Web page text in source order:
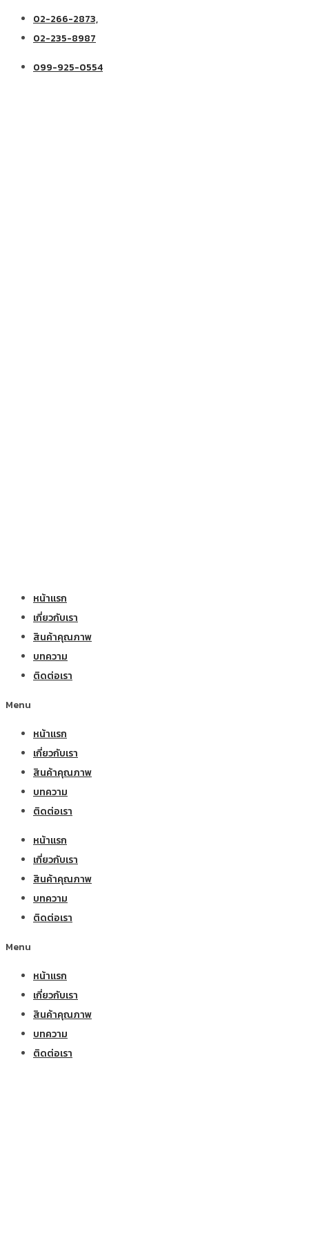
02-266-2873,
02-235-8987
099-925-0554
หน้าแรก
เกี่ยวกับเรา
สินค้าคุณภาพ
บทความ
ติดต่อเรา
Menu
หน้าแรก
เกี่ยวกับเรา
สินค้าคุณภาพ
บทความ
ติดต่อเรา
หน้าแรก
เกี่ยวกับเรา
สินค้าคุณภาพ
บทความ
ติดต่อเรา
Menu
หน้าแรก
เกี่ยวกับเรา
สินค้าคุณภาพ
บทความ
ติดต่อเรา